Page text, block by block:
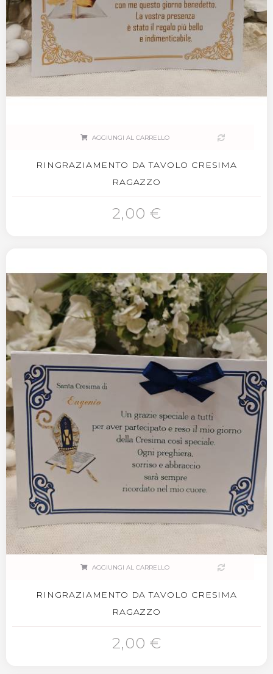
AGGIUNGI AL CARRELLO
RINGRAZIAMENTO DA TAVOLO CRESIMA
RAGAZZO
2,00 €
AGGIUNGI AL CARRELLO
RINGRAZIAMENTO DA TAVOLO CRESIMA
RAGAZZO
2,00 €